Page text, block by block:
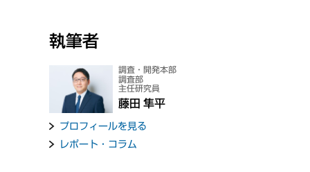
執筆者
調査・開発本部
調査部
主任研究員
藤田 隼平
プロフィールを見る
レポート・コラム